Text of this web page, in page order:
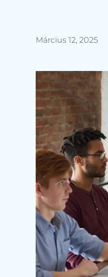
Március 12, 2025